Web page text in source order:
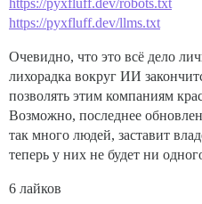
https://pyxfluff.dev/robots.txt
https://pyxfluff.dev/llms.txt
Очевидно, что это всё дело
лихорадка вокруг ИИ
позволять этим компаниям
Возможно, последнее
так много людей, заставит
теперь у них не будет ни
6 лайков